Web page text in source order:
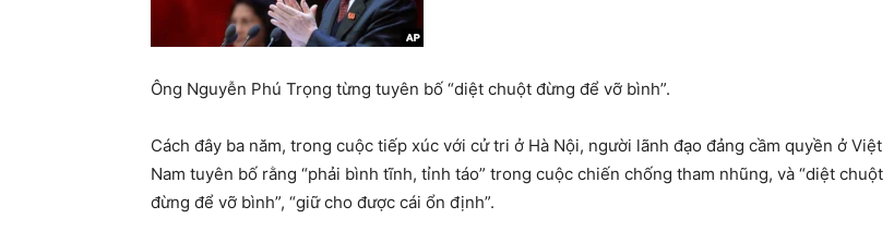
Ông Nguyễn Phú Trọng từng tuyên bố “diệt chuột đừng để vỡ bình”.
Cách đây ba năm, trong cuộc tiếp xúc với cử tri ở Hà Nội, người lãnh đạo đảng cầm quyền ở Việt
Nam tuyên bố rằng “phải bình tĩnh, tỉnh táo” trong cuộc chiến chống tham nhũng, và “diệt chuột
đừng để vỡ bình”, “giữ cho được cái ổn định”.